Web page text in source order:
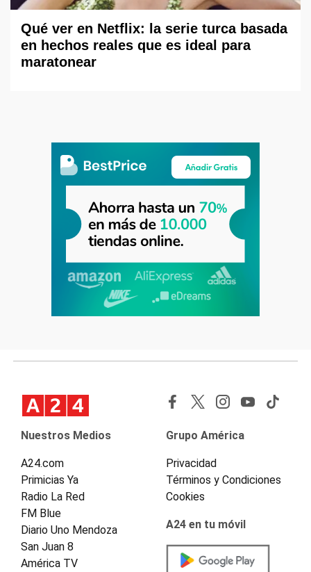
Qué ver en Netflix: la serie turca basada
en hechos reales que es ideal para
maratonear
Nuestros Medios
A24.com
Primicias Ya
Radio La Red
FM Blue
Diario Uno Mendoza
San Juan 8
América TV
Grupo América
Privacidad
Términos y Condiciones
Cookies
A24 en tu móvil